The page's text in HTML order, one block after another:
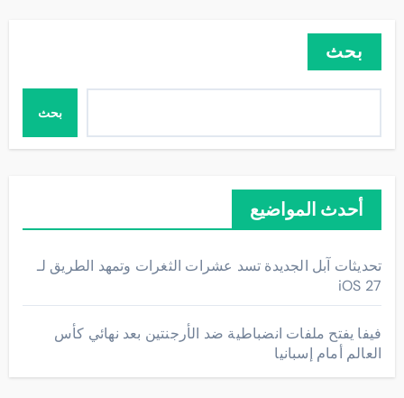
بحث
بحث
أحدث المواضيع
تحديثات آبل الجديدة تسد عشرات الثغرات وتمهد الطريق لـ
iOS 27
فيفا يفتح ملفات انضباطية ضد الأرجنتين بعد نهائي كأس
العالم أمام إسبانيا